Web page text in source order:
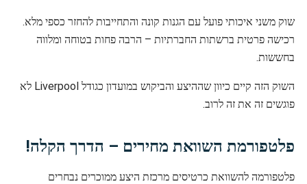
שוק משני איכותי פועל עם הגנות קונה והתחייבות להחזר כספי מלא.
רכישה פרטית ברשתות החברתיות – הרבה פחות בטוחה ומלווה
בחששות.
השוק הזה קיים כיוון שההיצע והביקוש במועדון כגודל Liverpool לא
פוגשים זה את זה לרוב.
פלטפורמת השוואת מחירים – הדרך הקלה!
פלטפורמה להשוואת כרטיסים מרכזת היצע ממוכרים נבחרים